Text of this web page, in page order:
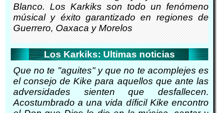
Blanco. Los Karkiks son todo un fenómeno
músical y éxito garantizado en regiones de
Guerrero, Oaxaca y Morelos
Los Karkiks: Ultimas noticias
Que no te "aguites" y que no te acomplejes es
el consejo de Kike para aquellos que ante las
adversidades sienten que desfallecen.
Acostumbrado a una vida díficil Kike encontro